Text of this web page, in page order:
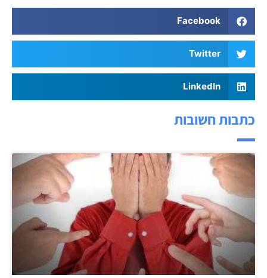
Facebook
Twitter
LinkedIn
כתבות חשובות